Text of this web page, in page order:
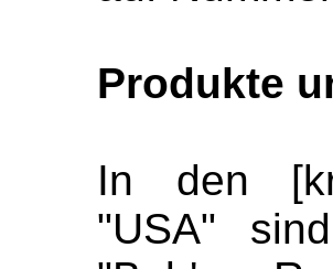
Produkte
In den
"USA"